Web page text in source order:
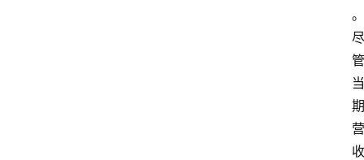
。
尽
管
当
期
营
收